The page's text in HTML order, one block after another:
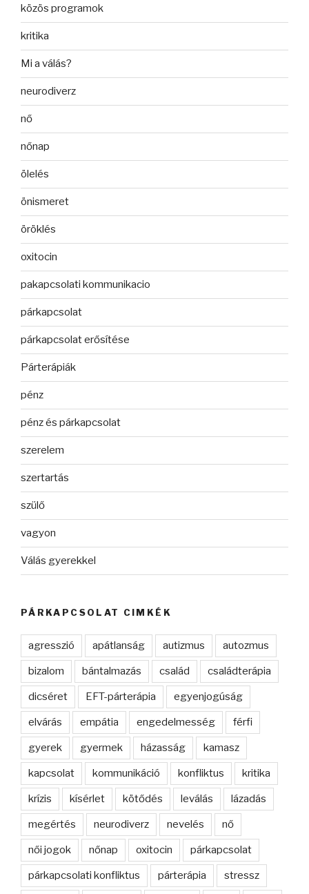
közös programok
kritika
Mi a válás?
neurodiverz
nő
nőnap
ölelés
önismeret
öröklés
oxitocin
pakapcsolati kommunikacio
párkapcsolat
párkapcsolat erősítése
Párterápiák
pénz
pénz és párkapcsolat
szerelem
szertartás
szülő
vagyon
Válás gyerekkel
PÁRKAPCSOLAT CIMKÉK
agresszió apátlanság autizmus autozmus
bizalom bántalmazás család családterápia
dicséret EFT-párterápia egyenjogúság
elvárás empátia engedelmesség férfi
gyerek gyermek házasság kamasz
kapcsolat kommunikáció konfliktus kritika
krízis kísérlet kötődés leválás lázadás
megértés neurodiverz nevelés nő
női jogok nőnap oxitocin párkapcsolat
párkapcsolati konfliktus párterápia stressz